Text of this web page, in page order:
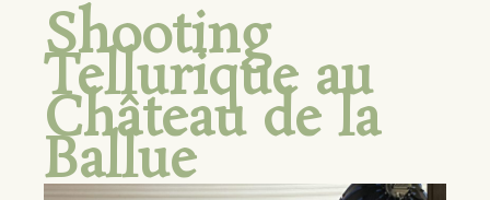
Shooting
Tellurique au
Château de la
Ballue